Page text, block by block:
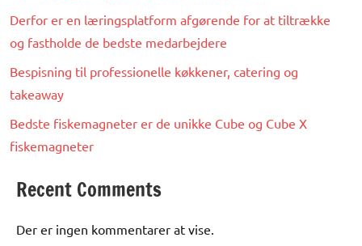
Derfor er en læringsplatform afgørende for at tiltrække
og fastholde de bedste medarbejdere
Bespisning til professionelle køkkener, catering og
takeaway
Bedste fiskemagneter er de unikke Cube og Cube X
fiskemagneter
Recent Comments
Der er ingen kommentarer at vise.